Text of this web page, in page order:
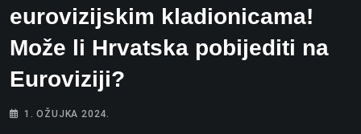
eurovizijskim kladionicama!
Može li Hrvatska pobijediti na
Euroviziji?
1. OŽUJKA 2024.